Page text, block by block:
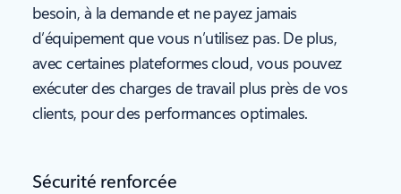
besoin, à la demande et ne payez jamais
d’équipement que vous n’utilisez pas. De plus,
avec certaines plateformes cloud, vous pouvez
exécuter des charges de travail plus près de vos
clients, pour des performances optimales.
Sécurité renforcée